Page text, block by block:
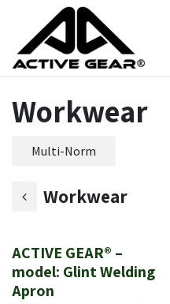
Se rendre au contenu
Workwear
Multi-Norm
Workwear
Nouveau!
ACTIVE GEAR® –
model: Glint Welding
Apron